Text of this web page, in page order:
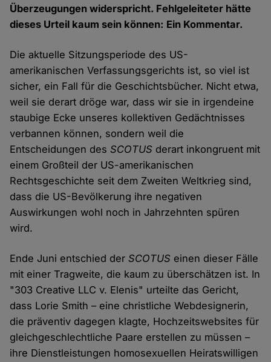
Überzeugungen widerspricht. Fehlgeleiteter hätte
dieses Urteil kaum sein können: Ein Kommentar.
Die aktuelle Sitzungsperiode des US-
amerikanischen Verfassungsgerichts ist, so viel ist
sicher, ein Fall für die Geschichtsbücher. Nicht etwa,
weil sie derart dröge war, dass wir sie in irgendeine
staubige Ecke unseres kollektiven Gedächtnisses
verbannen können, sondern weil die
Entscheidungen desSCOTUS derart inkongruent mit
einem Großteil der US-amerikanischen
Rechtsgeschichte seit dem Zweiten Weltkrieg sind,
dass die US-Bevölkerung ihre negativen
Auswirkungen wohl noch in Jahrzehnten spüren
wird.
Ende Juni entschied derSCOTUS einen dieser Fälle
mit einer Tragweite, die kaum zu überschätzen ist. In
"303 Creative LLC v. Elenis" urteilte das Gericht,
dass Lorie Smith – eine christliche Webdesignerin,
die präventiv dagegen klagte, Hochzeitswebsites für
gleichgeschlechtliche Paare erstellen zu müssen –
ihre Dienstleistungen homosexuellen Heiratswilligen